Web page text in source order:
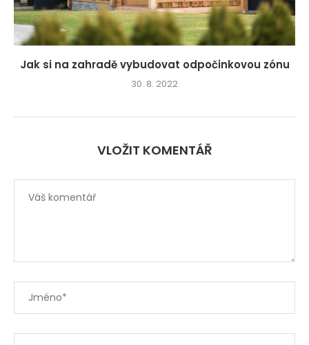
Jak si na zahradě vybudovat odpočinkovou zónu
30. 8. 2022
VLOŽIT KOMENTÁŘ